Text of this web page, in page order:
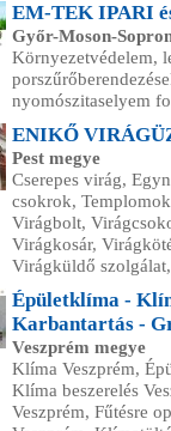
EM-TEK IPARI
Győr-Moson-
Környezetvédelem,
nyomószitaselyem
ENIKŐ
Pest megye
Cserepes virág,
csokrok,
Virágbolt,
Virágkosár,
Virágküldő
Épületklíma -
Karbantartás -
Veszprém megye
Klíma Veszprém,
Klíma beszerelés
Veszprém, Fűtésre